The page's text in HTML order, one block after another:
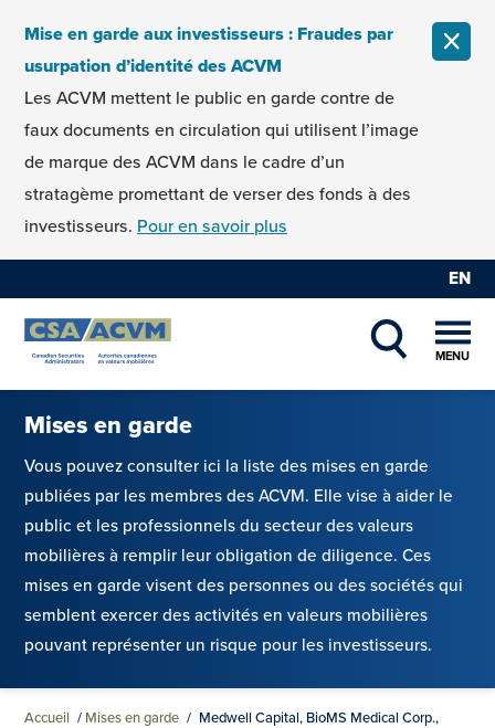
Mise en garde aux investisseurs : Fraudes par
usurpation d’identité des ACVM
Les ACVM mettent le public en garde contre de
faux documents en circulation qui utilisent l’image
de marque des ACVM dans le cadre d’un
stratagème promettant de verser des fonds à des
investisseurs. Pour en savoir plus
EN
SHOW
MENU
Mises en garde
Vous pouvez consulter ici la liste des mises en garde
publiées par les membres des ACVM. Elle vise à aider le
public et les professionnels du secteur des valeurs
mobilières à remplir leur obligation de diligence. Ces
mises en garde visent des personnes ou des sociétés qui
semblent exercer des activités en valeurs mobilières
pouvant représenter un risque pour les investisseurs.
Accueil / Mises en garde / Medwell Capital, BioMS Medical Corp.,